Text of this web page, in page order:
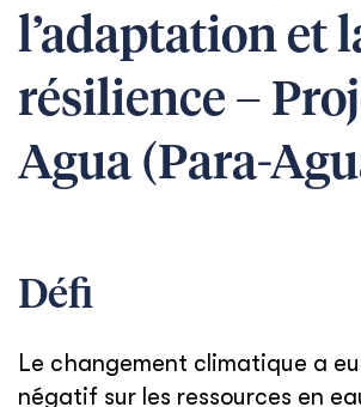
l’adaptation et
résilience –
Agua (Para-
Défi
Le changement climatique a
négatif sur les ressources en